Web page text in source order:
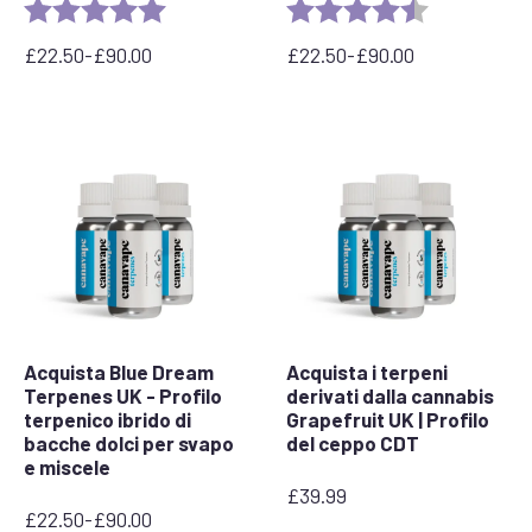
Rating: 5.0 out of 5 stars
£22.50-£90.00
Fascia
£90,00
Rating: 4.3 out of 5
£22.50-£90.00
Fascia
£90,00
Acquista Blue Dream
Terpenes UK - Profilo
terpenico ibrido di
bacche dolci per svapo
e miscele
£22.50-£90.00
Acquista i terpeni
derivati dalla cannabis
Grapefruit UK | Profilo
del ceppo CDT
£39.99